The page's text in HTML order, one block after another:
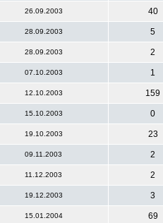
26.09.2003 40
28.09.2003 5
28.09.2003 2
07.10.2003 1
12.10.2003 159
15.10.2003 0
19.10.2003 23
09.11.2003 2
11.12.2003 2
19.12.2003 3
15.01.2004 69